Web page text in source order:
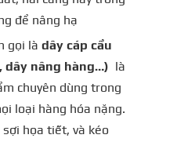
để nâng hạ
gọi là dây cáp cẩu
dây nâng hàng…) là
chuyên dùng trong
loại hàng hóa nặng.
họa tiết, và kéo